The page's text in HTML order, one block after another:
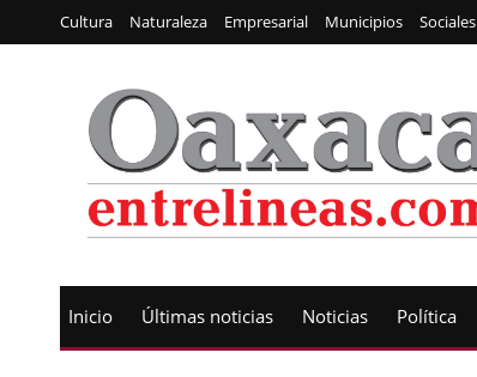
Cultura Naturaleza Empresarial Municipios Sociales
Inicio Últimas noticias Noticias Política